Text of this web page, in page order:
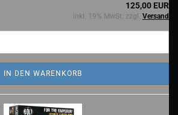
125,00 EUR
inkl. 19% MwSt. zzgl. Versand
IN DEN WARENKORB